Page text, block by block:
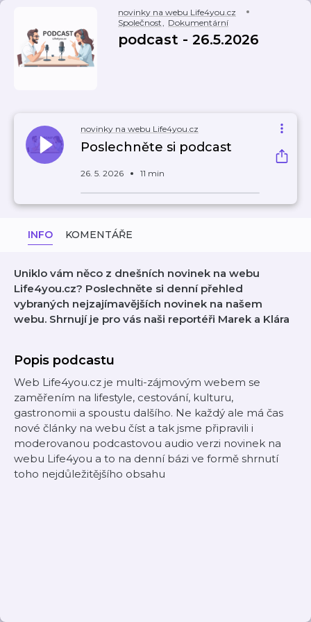
novinky na webu Life4you.cz
Společnost, Dokumentární
podcast - 26.5.2026
novinky na webu Life4you.cz
Poslechněte si podcast
26. 5. 2026 11 min
INFO KOMENTÁŘE
Uniklo vám něco z dnešních novinek na webu
Life4you.cz? Poslechněte si denní přehled
vybraných nejzajímavějších novinek na našem
webu. Shrnují je pro vás naši reportéři Marek a Klára
Popis podcastu
Web Life4you.cz je multi-zájmovým webem se
zaměřením na lifestyle, cestování, kulturu,
gastronomii a spoustu dalšího. Ne každý ale má čas
nové články na webu číst a tak jsme připravili i
moderovanou podcastovou audio verzi novinek na
webu Life4you a to na denní bázi ve formě shrnutí
toho nejdůležitějšího obsahu